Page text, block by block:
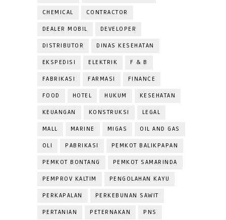
CHEMICAL CONTRACTOR
DEALER MOBIL DEVELOPER
DISTRIBUTOR DINAS KESEHATAN
EKSPEDISI ELEKTRIK F & B
FABRIKASI FARMASI FINANCE
FOOD HOTEL HUKUM KESEHATAN
KEUANGAN KONSTRUKSI LEGAL
MALL MARINE MIGAS OIL AND GAS
OLI PABRIKASI PEMKOT BALIKPAPAN
PEMKOT BONTANG PEMKOT SAMARINDA
PEMPROV KALTIM PENGOLAHAN KAYU
PERKAPALAN PERKEBUNAN SAWIT
PERTANIAN PETERNAKAN PNS